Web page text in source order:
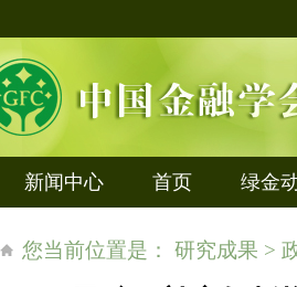
新闻中心 首页 绿金
您当前位置是： 研究成果 >